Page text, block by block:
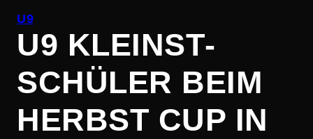
springen
U9
U9 KLEINST­
SCHÜLER BEIM
HERBST CUP IN